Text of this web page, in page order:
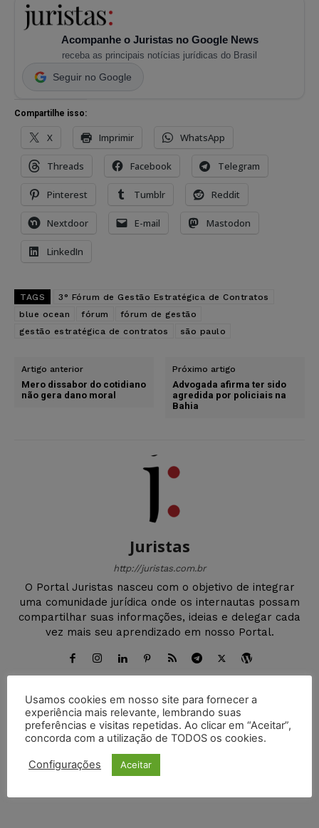
Acompanhe o Juristas no Google News
receba as principais notícias jurídicas do Brasil
Seguir no Google
Compartilhe isso:
X Imprimir WhatsApp
Threads Facebook Telegram
Pinterest Tumblr Reddit
Nextdoor E-mail Mastodon
LinkedIn
TAGS
3° Fórum de Gestão Estratégica de Contratos
blue ocean
fórum
fórum de gestão
gestão estratégica de contratos
são paulo
Artigo anterior
Mero dissabor do cotidiano
não gera dano moral
Próximo artigo
Advogada afirma ter sido
agredida por policiais na
Bahia
Juristas
http://juristas.com.br
O Portal Juristas nasceu com o objetivo de integrar
uma comunidade jurídica onde os internautas possam
compartilhar suas informações, ideias e delegar cada
vez mais seu aprendizado em nosso Portal.
DEIXE UM COMENTÁRIO
Usamos cookies em nosso site para fornecer a
experiência mais relevante, lembrando suas
preferências e visitas repetidas. Ao clicar em “Aceitar”,
concorda com a utilização de TODOS os cookies.
Configurações Aceitar